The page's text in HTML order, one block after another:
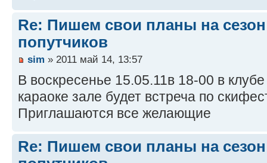
Re: Пишем свои планы на сезон
попутчиков
sim » 2011 май 14, 13:57
В воскресенье 15.05.11в 18-00 в
караоке зале будет встреча по
Приглашаются все желающие
Re: Пишем свои планы на сезон